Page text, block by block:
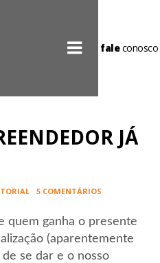
faleconosco
JÁ
5 COMENTÁRIOS
quem ganha o presente
(aparentemente
de se dar e o nosso